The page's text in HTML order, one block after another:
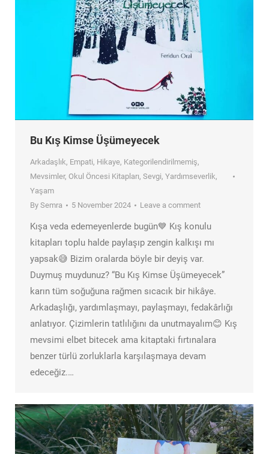
Bu Kış Kimse Üşümeyecek
Arkadaşlık, Empati, Hikaye, Kategorilendirilmemiş,
Mevsimler, Okul Öncesi Kitapları, Sevgi, Yardımseverlik,
Yaşam
By Semra 5 November 2024 Leave a comment
Kışa veda edemeyenlerde bugün💙 Kış konulu
kitapları toplu halde paylaşıp zengin kalkışı mı
yapsak😅 Bizim oralarda böyle bir deyiş var.
Duymuş muydunuz? “Bu Kış Kimse Üşümeyecek”
karın tüm soğuğuna rağmen sıcacık bir hikâye.
Arkadaşlığı, yardımlaşmayı, paylaşmayı, fedakârlığı
anlatıyor. Çizimlerin tatlılığını da unutmayalım😊 Kış
mevsimi elbet bitecek ama kitaptaki fırtınalara
benzer türlü zorluklarla karşılaşmaya devam
edeceğiz.…